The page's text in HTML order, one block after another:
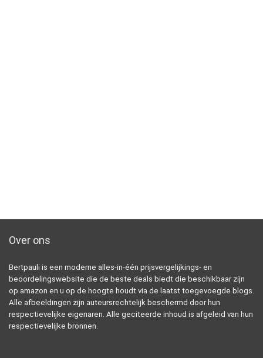
Over ons
Bertpauli is een moderne alles-in-één prijsvergelijkings- en
beoordelingswebsite die de beste deals biedt die beschikbaar zijn
op amazon en u op de hoogte houdt via de laatst toegevoegde blogs.
Alle afbeeldingen zijn auteursrechtelijk beschermd door hun
respectievelijke eigenaren. Alle geciteerde inhoud is afgeleid van hun
respectievelijke bronnen.